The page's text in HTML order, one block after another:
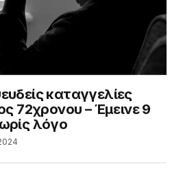
καταγγελίες
72χρονου – Έμεινε 9
λόγο